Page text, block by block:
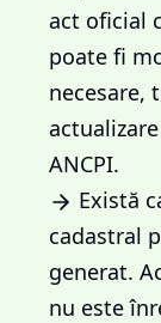
act oficial
poate fi
necesare,
ANCPI.
Există
cadastral
generat.
nu este